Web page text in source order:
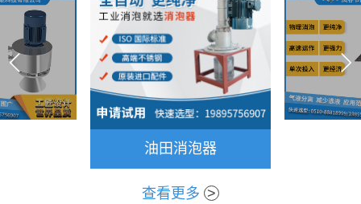
油田消泡器
查看更多 >